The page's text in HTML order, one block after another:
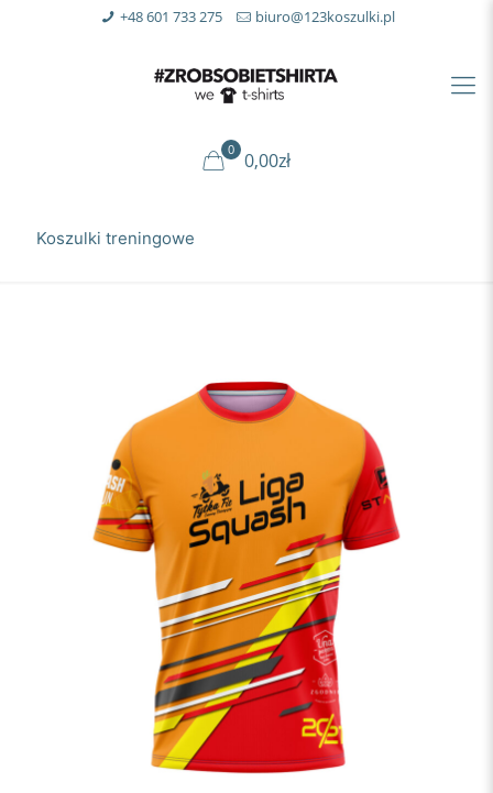
+48 601 733 275 biuro@123koszulki.pl
0 0,00zł
Koszulki treningowe